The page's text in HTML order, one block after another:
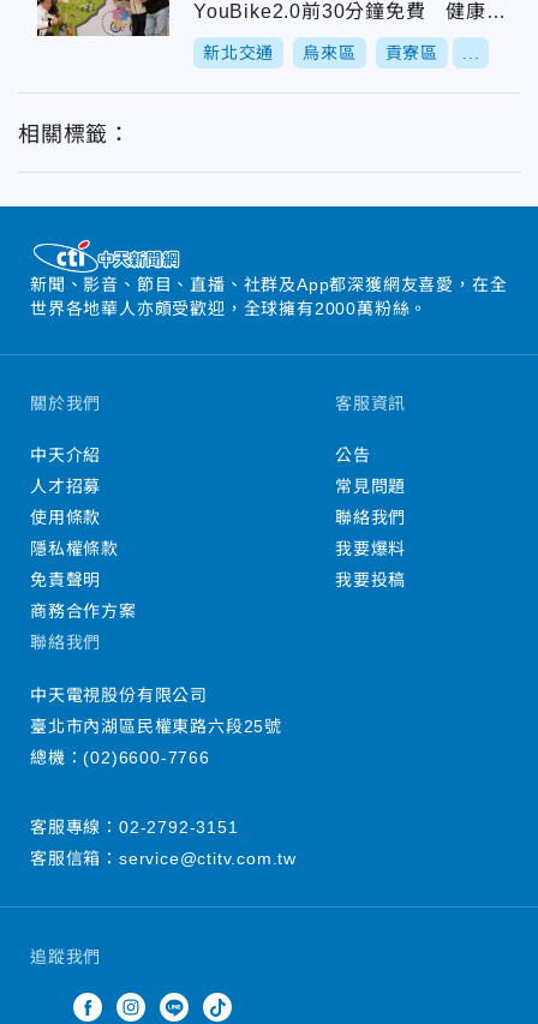
YouBike2.0前30分鐘免費 健康減
碳一騎行
新北交通 烏來區 貢寮區
相關標籤：
新聞、影音、節目、直播、社群及App都深獲網友喜愛，在全
世界各地華人亦頗受歡迎，全球擁有2000萬粉絲。
追蹤我們
關於我們
中天介紹
人才招募
使用條款
隱私權條款
免責聲明
商務合作方案
客服資訊
公告
常見問題
聯絡我們
我要爆料
我要投稿
聯絡我們
中天電視股份有限公司
臺北市內湖區民權東路六段25號
總機：(02)6600-7766
客服專線： 02-2792-3151
客服信箱： service@ctitv.com.tw